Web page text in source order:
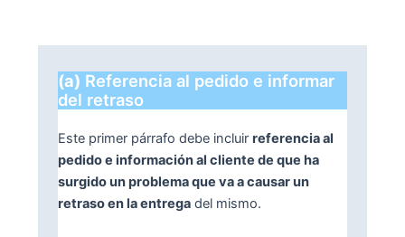
(a) Referencia al pedido e informar
del retraso
Este primer párrafo debe incluir referencia al
pedido e información al cliente de que ha
surgido un problema que va a causar un
retraso en la entregadel mismo.